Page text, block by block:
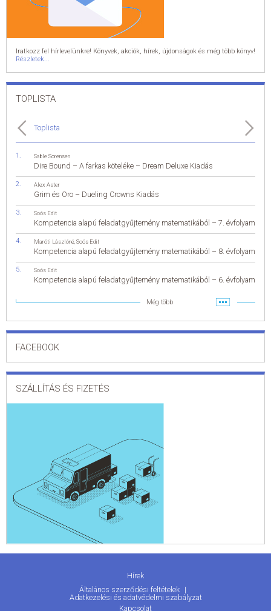
Iratkozz fel hírlevelünkre! Könyvek, akciók, hírek, újdonságok és még több könyv!
Részletek...
TOPLISTA
Toplista
Sable Sorensen
Dire Bound – A farkas köteléke – Dream Deluxe Kiadás
Alex Aster
Grim és Oro – Dueling Crowns Kiadás
Soós Edit
Kompetencia alapú feladatgyűjtemény matematikából – 7. évfolyam
Maróti Lászlóné Soós Edit
Kompetencia alapú feladatgyűjtemény matematikából – 8. évfolyam
Soós Edit
Kompetencia alapú feladatgyűjtemény matematikából – 6. évfolyam
Még több
FACEBOOK
SZÁLLÍTÁS ÉS FIZETÉS
Hírek
Általános szerződési feltételek
Adatkezelési és adatvédelmi szabályzat
Kapcsolat